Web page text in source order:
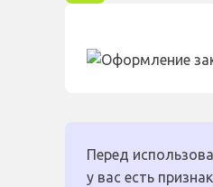
Перед
у вас есть